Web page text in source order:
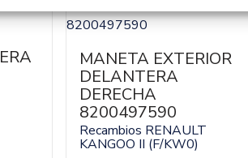
MANETA EXTERIOR
DELANTERA
DERECHA
8200497590
Recambios RENAULT
KANGOO II (F/KW0)